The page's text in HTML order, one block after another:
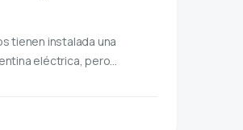
tienen instalada una
eléctrica, pero…